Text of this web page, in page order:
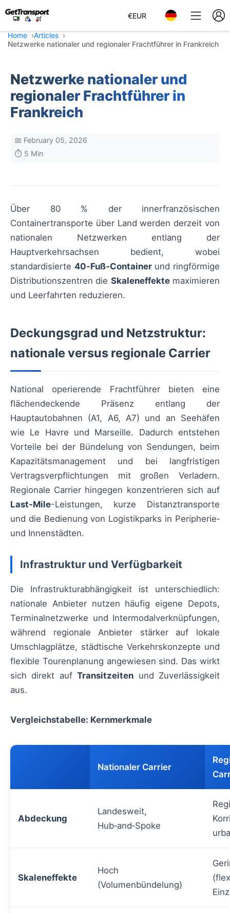
€EUR
Home
Articles
Netzwerke nationaler und regionaler Frachtführer in Frankreich
Netzwerke nationaler und
regionaler Frachtführer in
Frankreich
📅 February 05, 2026
⏱️ 5 Min
Über 80 % der innerfranzösischen
Containertransporte über Land werden derzeit von
nationalen Netzwerken entlang der
Hauptverkehrsachsen bedient, wobei
standardisierte 40‑Fuß‑Containerund ringförmige
Distributionszentren die Skaleneffektemaximieren
und Leerfahrten reduzieren.
Deckungsgrad und Netzstruktur:
nationale versus regionale Carrier
National operierende Frachtführer bieten eine
flächendeckende Präsenz entlang der
Hauptautobahnen (A1, A6, A7) und an Seehäfen
wie Le Havre und Marseille. Dadurch entstehen
Vorteile bei der Bündelung von Sendungen, beim
Kapazitätsmanagement und bei langfristigen
Vertragsverpflichtungen mit großen Verladern.
Regionale Carrier hingegen konzentrieren sich auf
Last‑Mile-Leistungen, kurze Distanztransporte
und die Bedienung von Logistikparks in Peripherie‑
und Innenstädten.
Infrastruktur und Verfügbarkeit
Die Infrastrukturabhängigkeit ist unterschiedlich:
nationale Anbieter nutzen häufig eigene Depots,
Terminalnetzwerke und Intermodalverknüpfungen,
während regionale Anbieter stärker auf lokale
Umschlagplätze, städtische Verkehrskonzepte und
flexible Tourenplanung angewiesen sind. Das wirkt
sich direkt aufTransitzeiten und Zuverlässigkeit
aus.
Vergleichstabelle: Kernmerkmale
Nationaler Carrier
Abdeckung
Landesweit,
Hub‑and‑Spoke
Skaleneffekte
Hoch
(Volumenbündelung)